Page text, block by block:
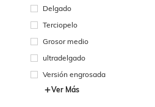
Delgado
Terciopelo
Grosor medio
ultradelgado
Versión engrosada
Ver Más